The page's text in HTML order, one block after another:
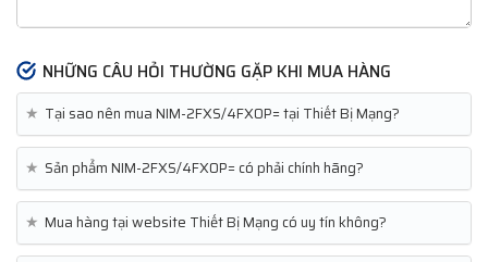
NHỮNG CÂU HỎI THƯỜNG GẶP KHI MUA HÀNG
★ Tại sao nên mua NIM-2FXS/4FXOP= tại Thiết Bị Mạng?
★ Sản phẩm NIM-2FXS/4FXOP= có phải chính hãng?
★ Mua hàng tại website Thiết Bị Mạng có uy tín không?